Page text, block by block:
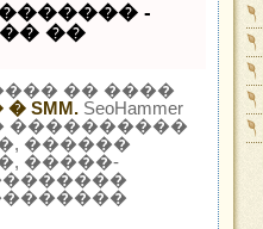
-
��
�� ����
SMM. SeoHammer
����������
������
�����-